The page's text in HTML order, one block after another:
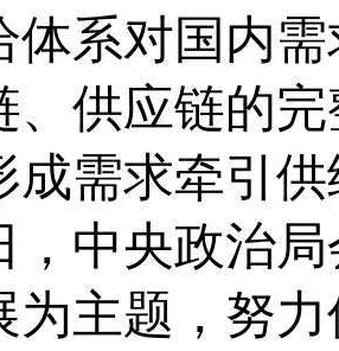
体系对国内
、供应链的
成需求牵引
，中央政治
为主题，努